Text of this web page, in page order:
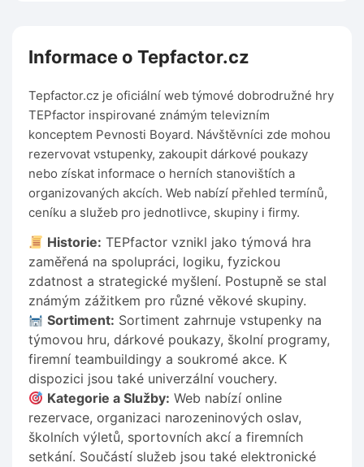
Informace o Tepfactor.cz
Tepfactor.cz je oficiální web týmové dobrodružné hry
TEPfactor inspirované známým televizním
konceptem Pevnosti Boyard. Návštěvníci zde mohou
rezervovat vstupenky, zakoupit dárkové poukazy
nebo získat informace o herních stanovištích a
organizovaných akcích. Web nabízí přehled termínů,
ceníku a služeb pro jednotlivce, skupiny i firmy.
Historie: TEPfactor vznikl jako týmová hra
zaměřená na spolupráci, logiku, fyzickou
zdatnost a strategické myšlení. Postupně se stal
známým zážitkem pro různé věkové skupiny.
Sortiment: Sortiment zahrnuje vstupenky na
týmovou hru, dárkové poukazy, školní programy,
firemní teambuildingy a soukromé akce. K
dispozici jsou také univerzální vouchery.
Kategorie a Služby: Web nabízí online
rezervace, organizaci narozeninových oslav,
školních výletů, sportovních akcí a firemních
setkání. Součástí služeb jsou také elektronické